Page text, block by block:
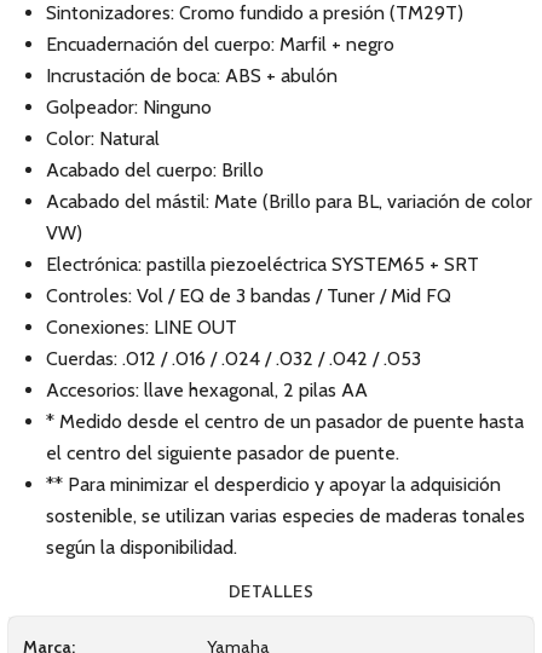
Sintonizadores: Cromo fundido a presión (TM29T)
Encuadernación del cuerpo: Marfil + negro
Incrustación de boca: ABS + abulón
Golpeador: Ninguno
Color: Natural
Acabado del cuerpo: Brillo
Acabado del mástil: Mate (Brillo para BL, variación de color
VW)
Electrónica: pastilla piezoeléctrica SYSTEM65 + SRT
Controles: Vol / EQ de 3 bandas / Tuner / Mid FQ
Conexiones: LINE OUT
Cuerdas: .012 / .016 / .024 / .032 / .042 / .053
Accesorios: llave hexagonal, 2 pilas AA
* Medido desde el centro de un pasador de puente hasta
el centro del siguiente pasador de puente.
** Para minimizar el desperdicio y apoyar la adquisición
sostenible, se utilizan varias especies de maderas tonales
según la disponibilidad.
DETALLES
Marca: Yamaha